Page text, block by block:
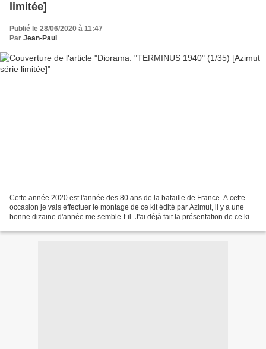
limitée]
Publié le 28/06/2020 à 11:47
Par Jean-Paul
Cette année 2020 est l'année des 80 ans de la bataille de France. A cette
occasion je vais effectuer le montage de ce kit édité par Azimut, il y a une
bonne dizaine d'année me semble-t-il. J'ai déjà fait la présentation de ce kit